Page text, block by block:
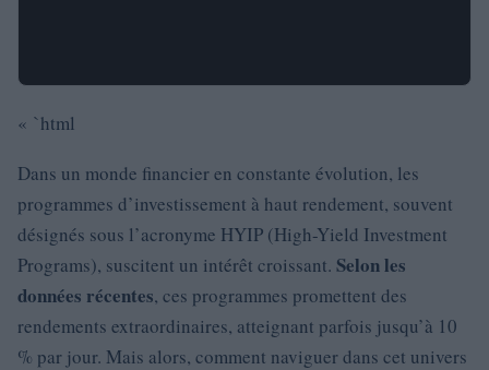
« `html
Dans un monde financier en constante évolution, les
programmes d’investissement à haut rendement, souvent
désignés sous l’acronyme HYIP (High-Yield Investment
Programs), suscitent un intérêt croissant. Selon les
données récentes, ces programmes promettent des
rendements extraordinaires, atteignant parfois jusqu’à 10
% par jour. Mais alors, comment naviguer dans cet univers